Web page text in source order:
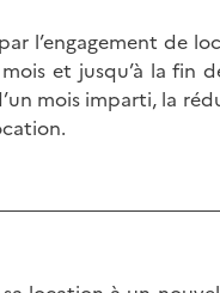
l’engagement de
et jusqu’à la fin
mois imparti, la